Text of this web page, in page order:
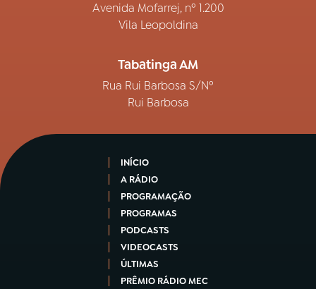
Avenida Mofarrej, nº 1.200
Vila Leopoldina
Tabatinga AM
Rua Rui Barbosa S/Nº
Rui Barbosa
INÍCIO
A RÁDIO
PROGRAMAÇÃO
PROGRAMAS
PODCASTS
VIDEOCASTS
ÚLTIMAS
PRÊMIO RÁDIO MEC